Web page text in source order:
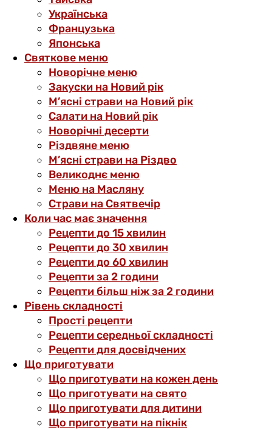
Українська
Французька
Японська
Святкове меню
Новорічне меню
Закуски на Новий рік
М’ясні страви на Новий рік
Салати на Новий рік
Новорічні десерти
Різдвяне меню
М’ясні страви на Різдво
Великоднє меню
Меню на Масляну
Страви на Святвечір
Коли час має значення
Рецепти до 15 хвилин
Рецепти до 30 хвилин
Рецепти до 60 хвилин
Рецепти за 2 години
Рецепти більш ніж за 2 години
Рівень складності
Прості рецепти
Рецепти середньої складності
Рецепти для досвідчених
Що приготувати
Що приготувати на кожен день
Що приготувати на свято
Що приготувати для дитини
Що приготувати на пікнік